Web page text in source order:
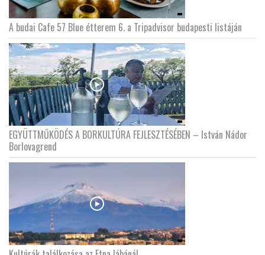
A budai Cafe 57 Blue étterem 6. a Tripadvisor budapesti listáján
EGYÜTTMŰKÖDÉS A BORKULTÚRA FEJLESZTÉSÉBEN – István Nádor
Borlovagrend